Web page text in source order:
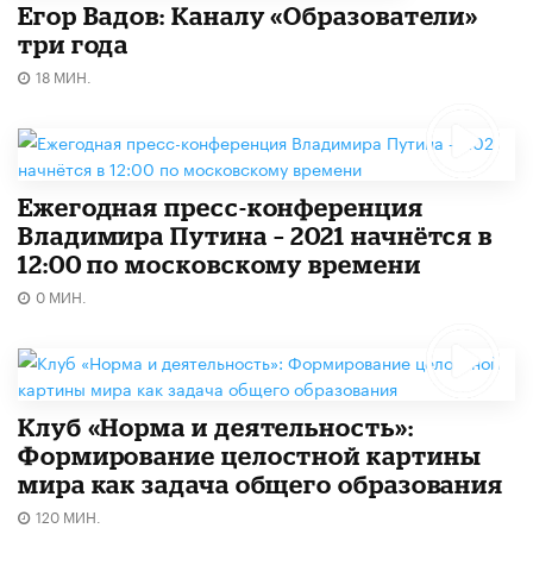
Егор Вадов: Каналу «Образователи»
три года
18 МИН.
Ежегодная пресс-конференция
Владимира Путина – 2021 начнётся в
12:00 по московскому времени
0 МИН.
Клуб «Норма и деятельность»:
Формирование целостной картины
мира как задача общего образования
120 МИН.